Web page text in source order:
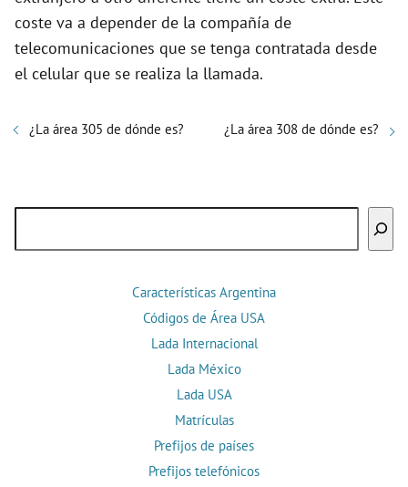
coste va a depender de la compañía de
telecomunicaciones que se tenga contratada desde
el celular que se realiza la llamada.
¿La área 305 de dónde es? ¿La área 308 de dónde es?
Características Argentina
Códigos de Área USA
Lada Internacional
Lada México
Lada USA
Matrículas
Prefijos de países
Prefijos telefónicos